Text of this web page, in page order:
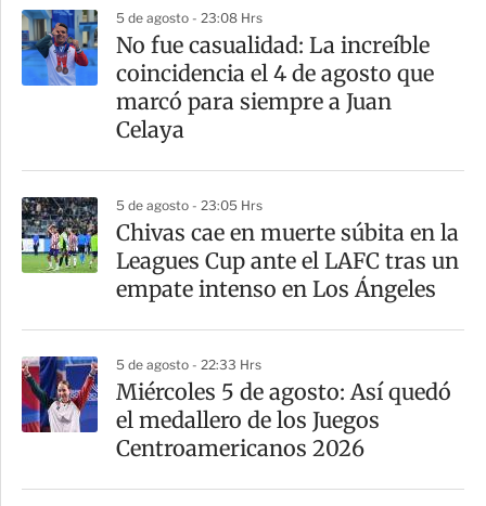
5 de agosto - 23:08 Hrs
No fue casualidad: La increíble
coincidencia el 4 de agosto que
marcó para siempre a Juan
Celaya
5 de agosto - 23:05 Hrs
Chivas cae en muerte súbita en la
Leagues Cup ante el LAFC tras un
empate intenso en Los Ángeles
5 de agosto - 22:33 Hrs
Miércoles 5 de agosto: Así quedó
el medallero de los Juegos
Centroamericanos 2026